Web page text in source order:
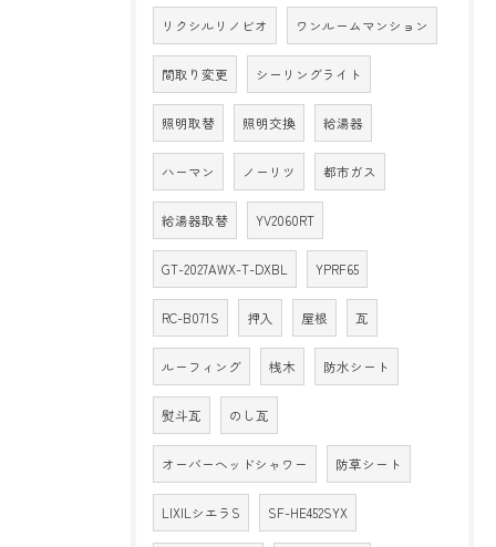
リクシルリノビオ ワンルームマンション
間取り変更 シーリングライト
照明取替 照明交換 給湯器
ハーマン ノーリツ 都市ガス
給湯器取替 YV2060RT
GT-2027AWX-T-DXBL YPRF65
RC-B071S 押入 屋根 瓦
ルーフィング 桟木 防水シート
熨斗瓦 のし瓦
オーバーヘッドシャワー 防草シート
LIXILシエラS SF-HE452SYX